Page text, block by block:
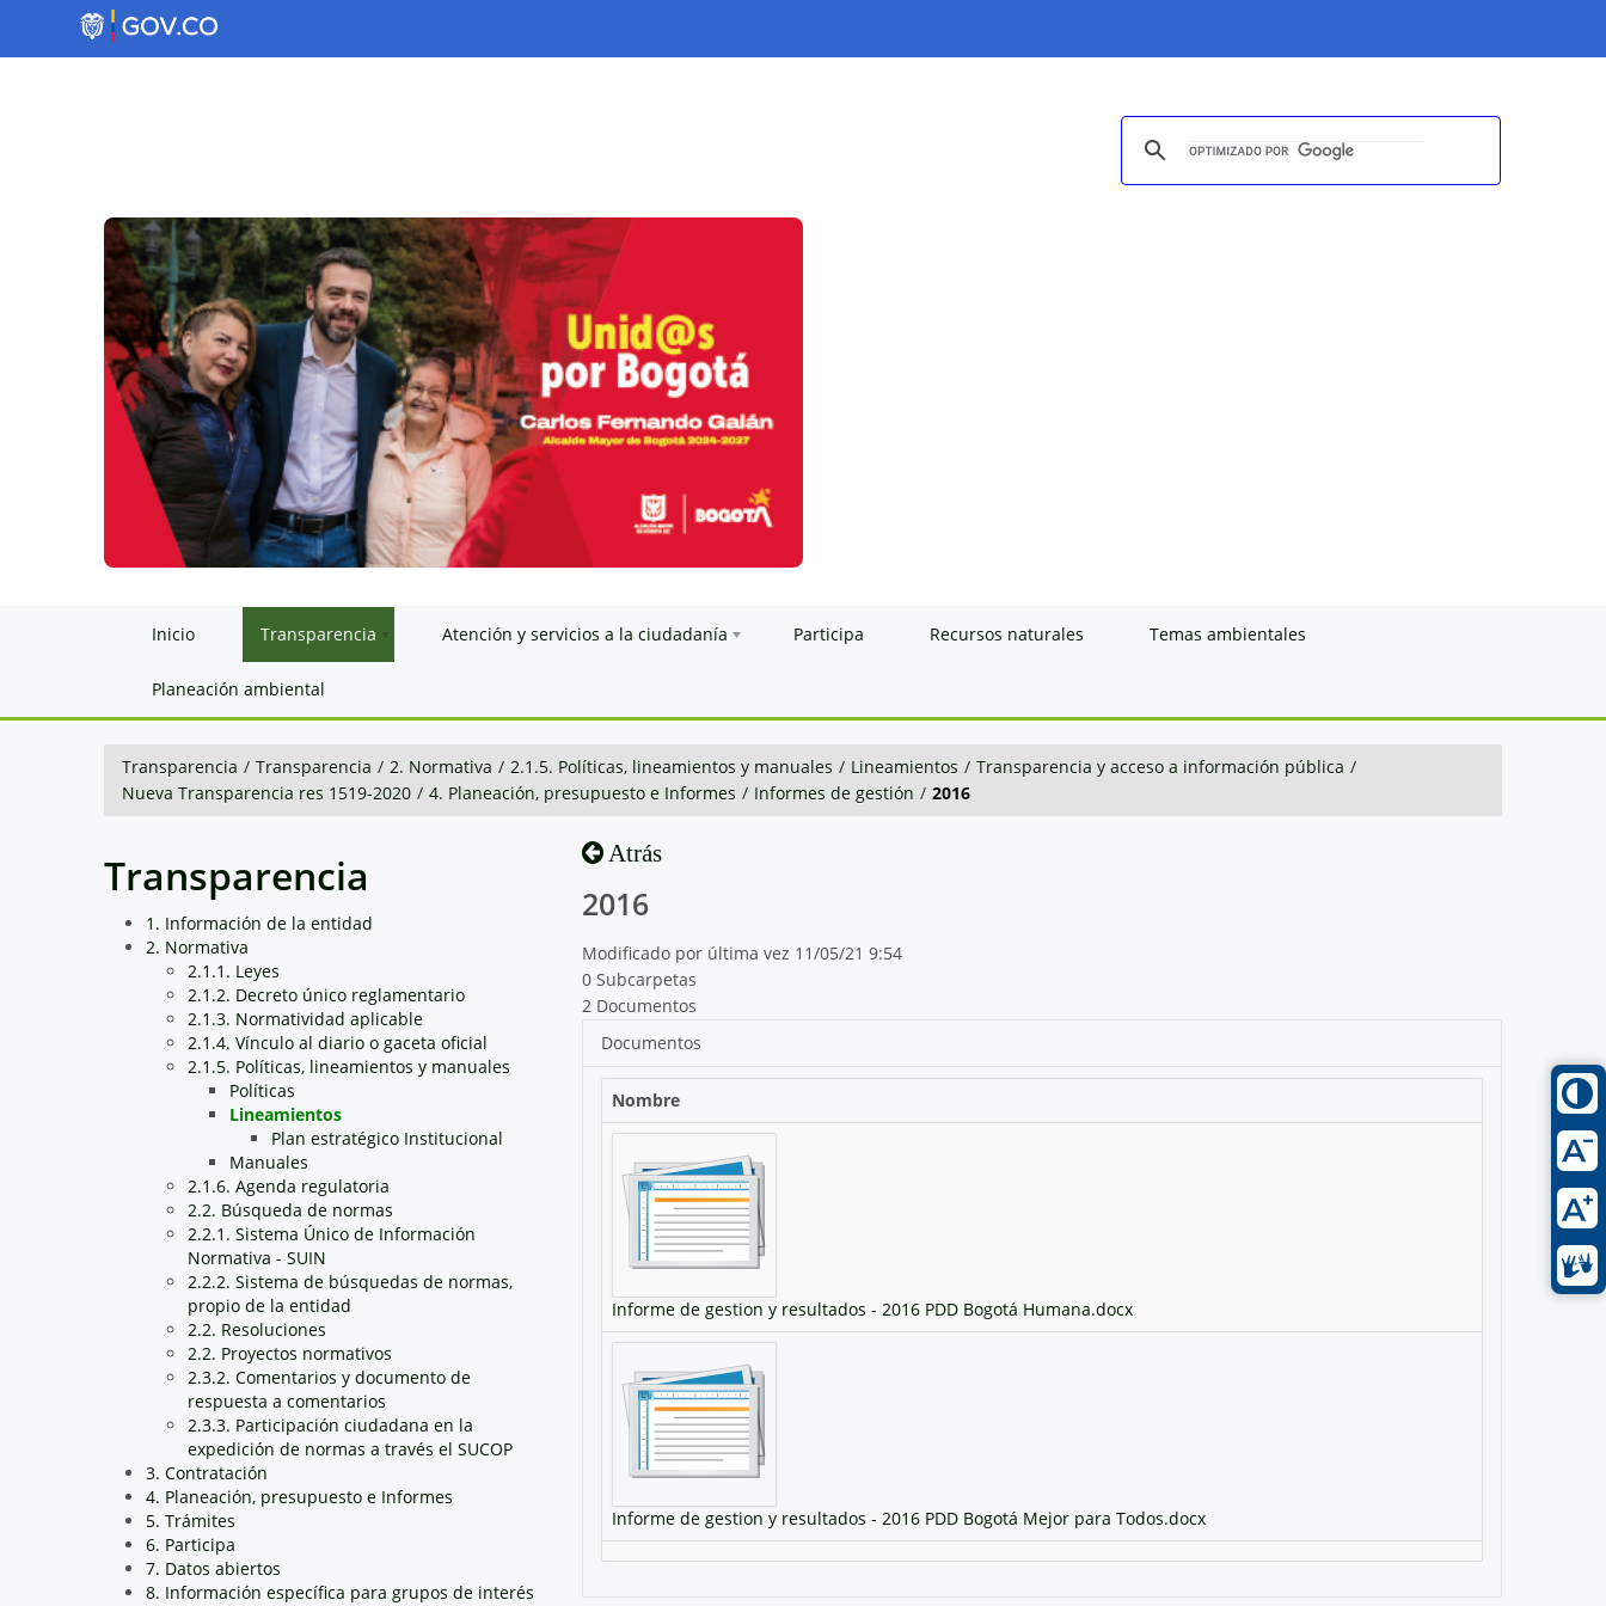
Inicio Transparencia Atención y servicios a la ciudadanía Participa Recursos naturales Temas ambientales
Planeación ambiental
Transparencia / Transparencia / 2. Normativa / 2.1.5. Políticas, lineamientos y manuales / Lineamientos / Transparencia y acceso a información pública /
Nueva Transparencia res 1519-2020 / 4. Planeación, presupuesto e Informes / Informes de gestión / 2016
Transparencia
1. Información de la entidad
2. Normativa
2.1.1. Leyes
2.1.2. Decreto único reglamentario
2.1.3. Normatividad aplicable
2.1.4. Vínculo al diario o gaceta oficial
2.1.5. Políticas, lineamientos y manuales
Políticas
Lineamientos
Plan estratégico Institucional
Manuales
2.1.6. Agenda regulatoria
2.2. Búsqueda de normas
2.2.1. Sistema Único de Información
Normativa - SUIN
2.2.2. Sistema de búsquedas de normas,
propio de la entidad
2.2. Resoluciones
2.2. Proyectos normativos
2.3.2. Comentarios y documento de
respuesta a comentarios
2.3.3. Participación ciudadana en la
expedición de normas a través el SUCOP
3. Contratación
4. Planeación, presupuesto e Informes
5. Trámites
6. Participa
7. Datos abiertos
8. Información específica para grupos de interés
Atrás
2016
Modificado por última vez 11/05/21 9:54
0 Subcarpetas
2 Documentos
Documentos
Nombre
Informe de gestion y resultados - 2016 PDD Bogotá Humana.docx
Informe de gestion y resultados - 2016 PDD Bogotá Mejor para Todos.docx